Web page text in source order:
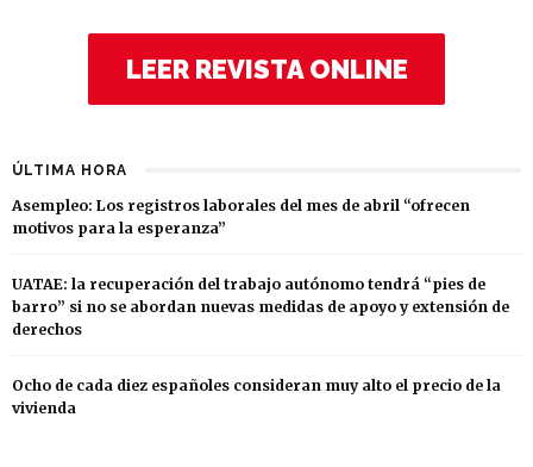
LEER REVISTA ONLINE
ÚLTIMA HORA
Asempleo: Los registros laborales del mes de abril “ofrecen
motivos para la esperanza”
UATAE: la recuperación del trabajo autónomo tendrá “pies de
barro” si no se abordan nuevas medidas de apoyo y extensión de
derechos
Ocho de cada diez españoles consideran muy alto el precio de la
vivienda